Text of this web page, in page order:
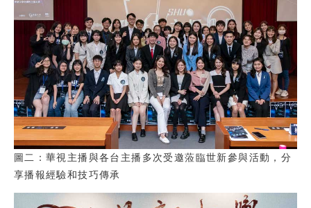
圖二：華視主播與各台主播多次受邀蒞臨世新參與活動，分
享播報經驗和技巧傳承